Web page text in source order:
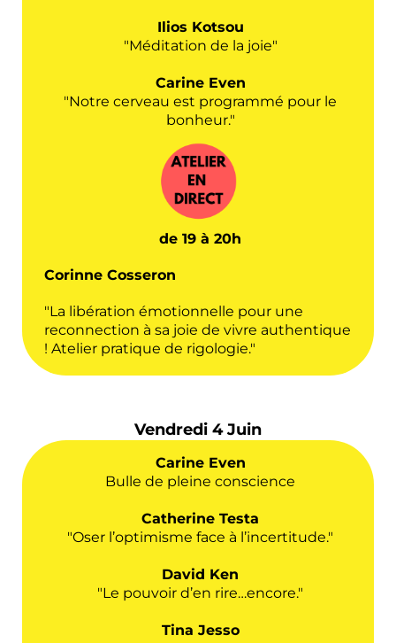
Ilios Kotsou
"Méditation de la joie"
Carine Even
"Notre cerveau est programmé pour le
bonheur."
de 19 à 20h
Corinne Cosseron
"La libération émotionnelle pour une
reconnection à sa joie de vivre authentique
! Atelier pratique de rigologie."
Vendredi 4 Juin
Carine Even
Bulle de pleine conscience
Catherine Testa
"Oser l’optimisme face à l’incertitude."
David Ken
"Le pouvoir d’en rire…encore."
Tina Jesso